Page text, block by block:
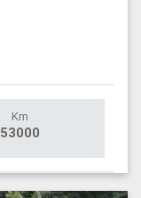
Km
53000